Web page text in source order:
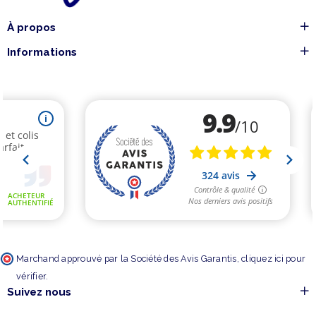
À propos
Informations
Marchand approuvé par la Société des Avis Garantis, cliquez ici pour
vérifier.
Suivez nous